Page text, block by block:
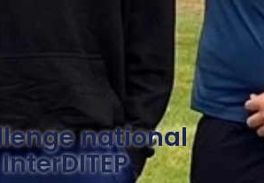
national
InterDITEP